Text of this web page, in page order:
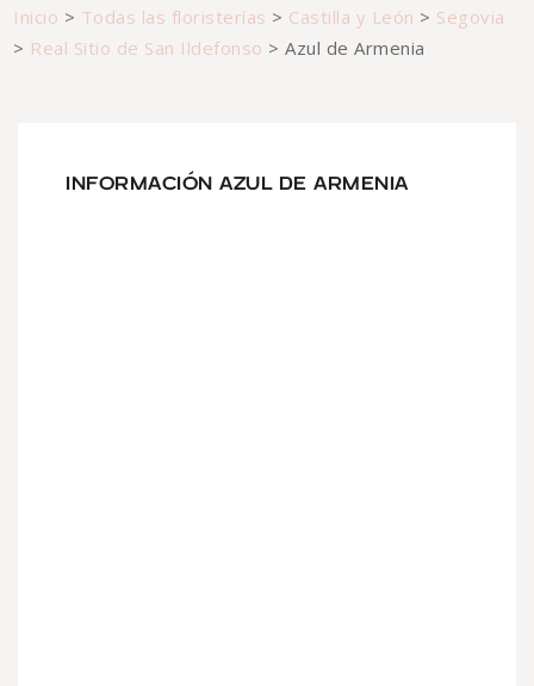
Inicio > Todas las floristerías > Castilla y León > Segovia
> Real Sitio de San Ildefonso >Azul de Armenia
INFORMACIÓN AZUL DE ARMENIA